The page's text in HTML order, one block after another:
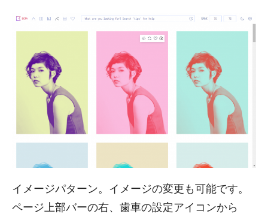
イメージパターン。イメージの変更も可能です。
ページ上部バーの右、歯車の設定アイコンから